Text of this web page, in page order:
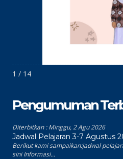
1 / 14
Pengumuman
Diterbitkan :Minggu, 2 Agu 2026
Jadwal Pelajaran 3-7 Agustus
Berikut kami sampaikan:jadwal
sini Informasi...